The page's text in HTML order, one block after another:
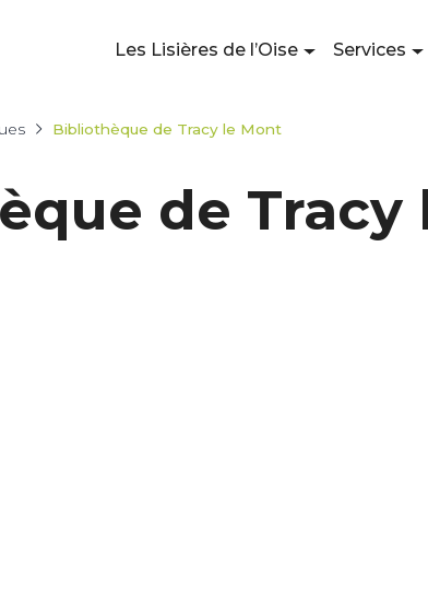
Les Lisières de l’Oise Services
Bibliothèque de Tracy le Mont
de Tracy